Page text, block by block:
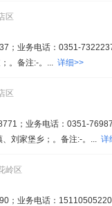
区
；业务电话：0351-
。备注:-。... 详细>>
区
；业务电话：0351-
刘家堡乡；。备注:-。... 详
岭区
；业务电话：